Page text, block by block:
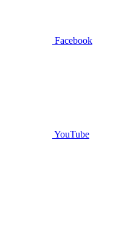
Facebook
YouTube